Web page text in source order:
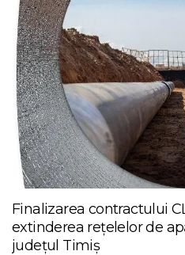
Finalizarea contractului
extinderea rețelelor de
județul Timiș